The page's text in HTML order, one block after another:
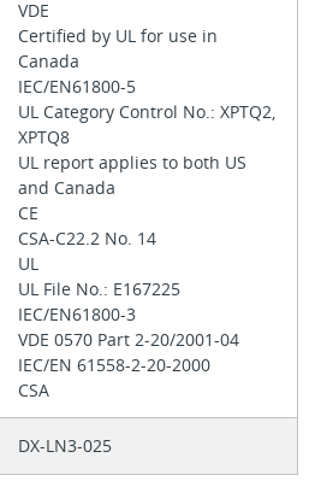
VDE
Certified by UL for use in
Canada
IEC/EN61800-5
UL Category Control No.: XPTQ2,
XPTQ8
UL report applies to both US
and Canada
CE
CSA-C22.2 No. 14
UL
UL File No.: E167225
IEC/EN61800-3
VDE 0570 Part 2-20/2001-04
IEC/EN 61558-2-20-2000
CSA
DX-LN3-025